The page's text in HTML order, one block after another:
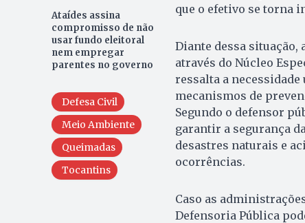
Ataídes assina
compromisso de não
usar fundo eleitoral
nem empregar
parentes no governo
Defesa Civil
Meio Ambiente
Queimadas
Tocantins
que o efetivo se torna
Diante dessa situação,
através do Núcleo
ressalta a
mecanismos de
Segundo o defensor
garantir a segurança
desastres naturais e
ocorrências.
Caso as
Defensoria Pública